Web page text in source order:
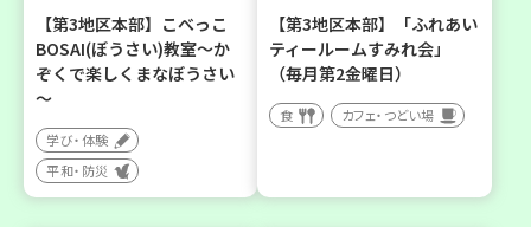
【第3地区本部】こべっこ
BOSAI(ぼうさい)教室～か
ぞくで楽しくまなぼうさい
～
学び・体験
平和・防災
【第3地区本部】「ふれあい
ティールームすみれ会」
（毎月第2金曜日）
食 カフェ・つどい場